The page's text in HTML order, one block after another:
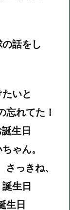
の話をし
いと
忘れてた！
生日
ゃん。
っきね、
生日
生日